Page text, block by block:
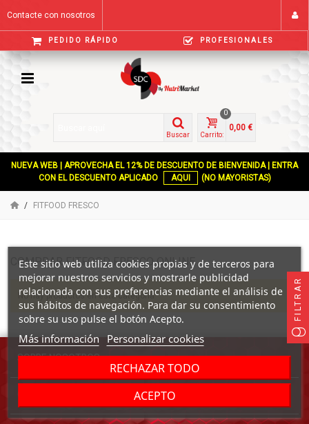
Contacte con nosotros
PEDIDO RÁPIDO PROFESIONALES
Buscar Carrito:
0
0,00 €
NUEVA WEB | APROVECHA EL 12% DE DESCUENTO DE BIENVENIDA | ENTRA
CON EL DESCUENTO APLICADO
AQUI (NO MAYORISTAS)
FITFOOD FRESCO
COMPRAR FITFOOD FRESCO ONLINE
No hay productos en esta categoría
SOBRE NOSOTROS
Este sitio web utiliza cookies propias y de terceros para
mejorar nuestros servicios y mostrarle publicidad
relacionada con sus preferencias mediante el análisis de
sus hábitos de navegación. Para dar su consentimiento
sobre su uso pulse el botón Acepto.
Más información Personalizar cookies
RECHAZAR TODO
ACEPTO
FILTRAR